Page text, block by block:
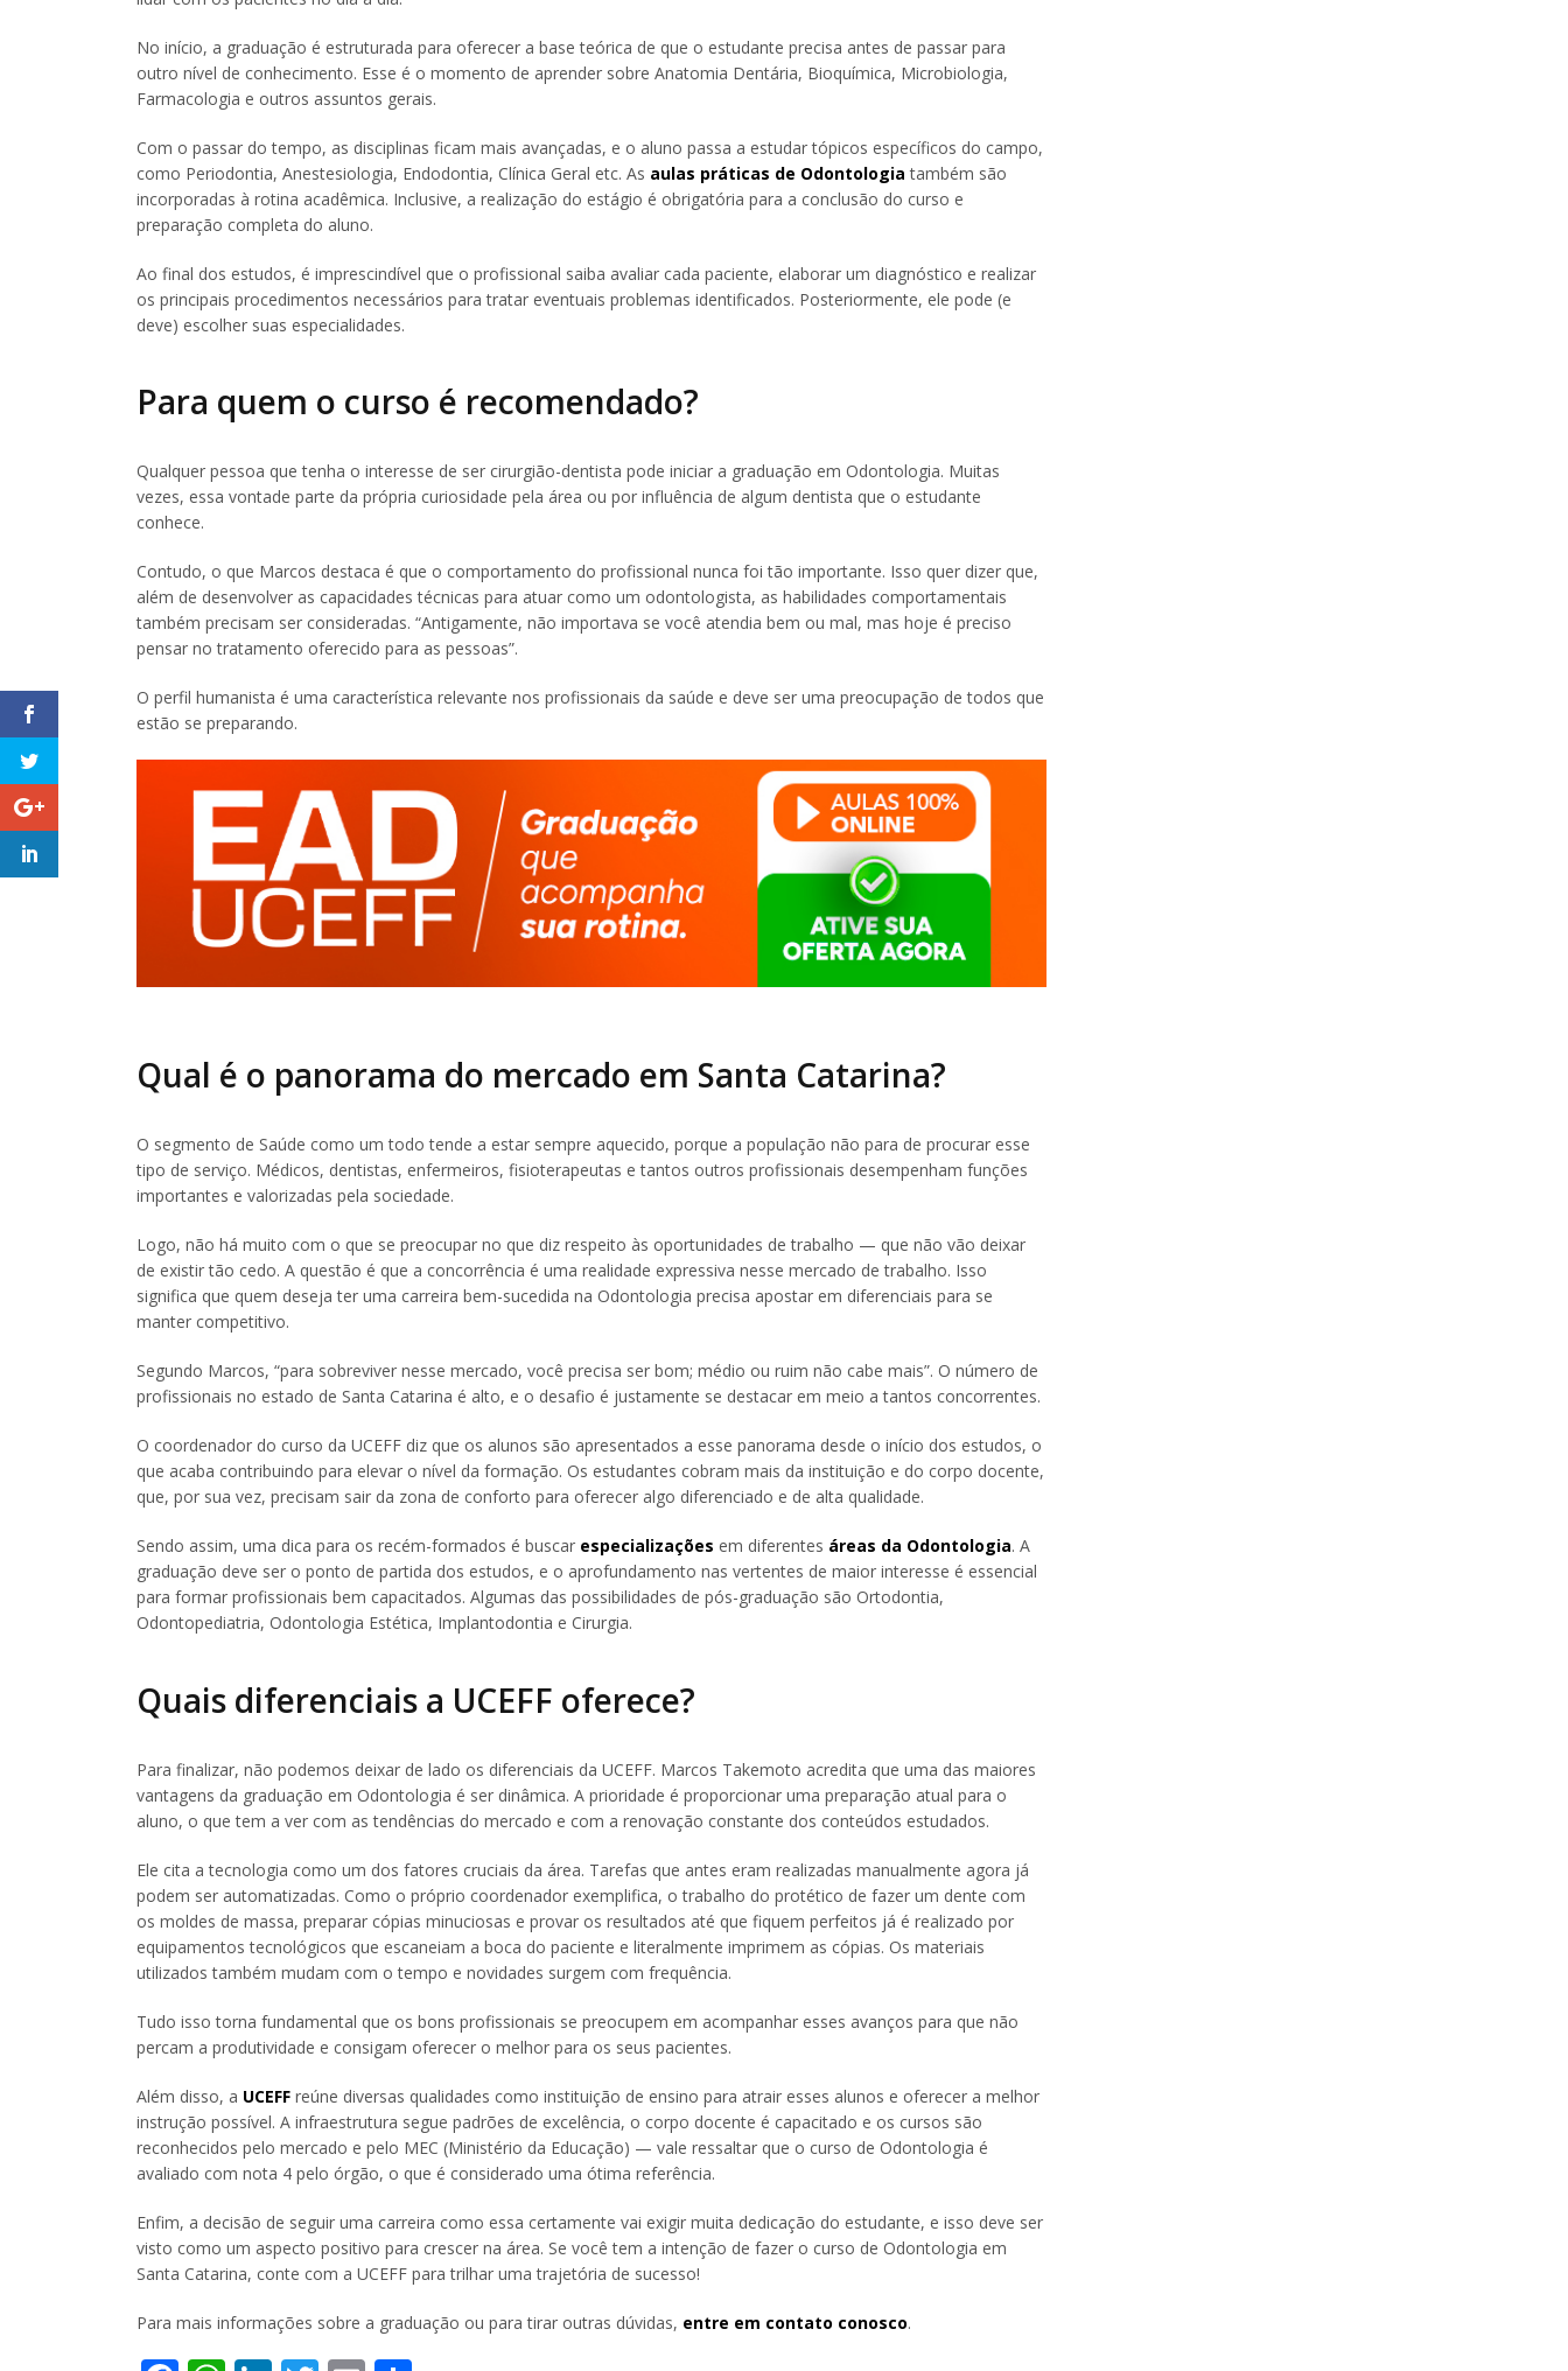
No início, a graduação é estruturada para oferecer a base teórica de que o estudante precisa antes de passar para
outro nível de conhecimento. Esse é o momento de aprender sobre Anatomia Dentária, Bioquímica, Microbiologia,
Farmacologia e outros assuntos gerais.
Com o passar do tempo, as disciplinas ficam mais avançadas, e o aluno passa a estudar tópicos específicos do campo,
como Periodontia, Anestesiologia, Endodontia, Clínica Geral etc. As aulas práticas de Odontologia também são
incorporadas à rotina acadêmica. Inclusive, a realização do estágio é obrigatória para a conclusão do curso e
preparação completa do aluno.
Ao final dos estudos, é imprescindível que o profissional saiba avaliar cada paciente, elaborar um diagnóstico e realizar
os principais procedimentos necessários para tratar eventuais problemas identificados. Posteriormente, ele pode (e
deve) escolher suas especialidades.
Para quem o curso é recomendado?
Qualquer pessoa que tenha o interesse de ser cirurgião-dentista pode iniciar a graduação em Odontologia. Muitas
vezes, essa vontade parte da própria curiosidade pela área ou por influência de algum dentista que o estudante
conhece.
Contudo, o que Marcos destaca é que o comportamento do profissional nunca foi tão importante. Isso quer dizer que,
além de desenvolver as capacidades técnicas para atuar como um odontologista, as habilidades comportamentais
também precisam ser consideradas. “Antigamente, não importava se você atendia bem ou mal, mas hoje é preciso
pensar no tratamento oferecido para as pessoas”.
O perfil humanista é uma característica relevante nos profissionais da saúde e deve ser uma preocupação de todos que
estão se preparando.
Qual é o panorama do mercado em Santa Catarina?
O segmento de Saúde como um todo tende a estar sempre aquecido, porque a população não para de procurar esse
tipo de serviço. Médicos, dentistas, enfermeiros, fisioterapeutas e tantos outros profissionais desempenham funções
importantes e valorizadas pela sociedade.
Logo, não há muito com o que se preocupar no que diz respeito às oportunidades de trabalho — que não vão deixar
de existir tão cedo. A questão é que a concorrência é uma realidade expressiva nesse mercado de trabalho. Isso
significa que quem deseja ter uma carreira bem-sucedida na Odontologia precisa apostar em diferenciais para se
manter competitivo.
Segundo Marcos, “para sobreviver nesse mercado, você precisa ser bom; médio ou ruim não cabe mais”. O número de
profissionais no estado de Santa Catarina é alto, e o desafio é justamente se destacar em meio a tantos concorrentes.
O coordenador do curso da UCEFF diz que os alunos são apresentados a esse panorama desde o início dos estudos, o
que acaba contribuindo para elevar o nível da formação. Os estudantes cobram mais da instituição e do corpo docente,
que, por sua vez, precisam sair da zona de conforto para oferecer algo diferenciado e de alta qualidade.
Sendo assim, uma dica para os recém-formados é buscar especializações em diferentes áreas da Odontologia. A
graduação deve ser o ponto de partida dos estudos, e o aprofundamento nas vertentes de maior interesse é essencial
para formar profissionais bem capacitados. Algumas das possibilidades de pós-graduação são Ortodontia,
Odontopediatria, Odontologia Estética, Implantodontia e Cirurgia.
Quais diferenciais a UCEFF oferece?
Para finalizar, não podemos deixar de lado os diferenciais da UCEFF. Marcos Takemoto acredita que uma das maiores
vantagens da graduação em Odontologia é ser dinâmica. A prioridade é proporcionar uma preparação atual para o
aluno, o que tem a ver com as tendências do mercado e com a renovação constante dos conteúdos estudados.
Ele cita a tecnologia como um dos fatores cruciais da área. Tarefas que antes eram realizadas manualmente agora já
podem ser automatizadas. Como o próprio coordenador exemplifica, o trabalho do protético de fazer um dente com
os moldes de massa, preparar cópias minuciosas e provar os resultados até que fiquem perfeitos já é realizado por
equipamentos tecnológicos que escaneiam a boca do paciente e literalmente imprimem as cópias. Os materiais
utilizados também mudam com o tempo e novidades surgem com frequência.
Tudo isso torna fundamental que os bons profissionais se preocupem em acompanhar esses avanços para que não
percam a produtividade e consigam oferecer o melhor para os seus pacientes.
Além disso, a UCEFF reúne diversas qualidades como instituição de ensino para atrair esses alunos e oferecer a melhor
instrução possível. A infraestrutura segue padrões de excelência, o corpo docente é capacitado e os cursos são
reconhecidos pelo mercado e pelo MEC (Ministério da Educação) — vale ressaltar que o curso de Odontologia é
avaliado com nota 4 pelo órgão, o que é considerado uma ótima referência.
Enfim, a decisão de seguir uma carreira como essa certamente vai exigir muita dedicação do estudante, e isso deve ser
visto como um aspecto positivo para crescer na área. Se você tem a intenção de fazer o curso de Odontologia em
Santa Catarina, conte com a UCEFF para trilhar uma trajetória de sucesso!
Para mais informações sobre a graduação ou para tirar outras dúvidas, entre em contato conosco.